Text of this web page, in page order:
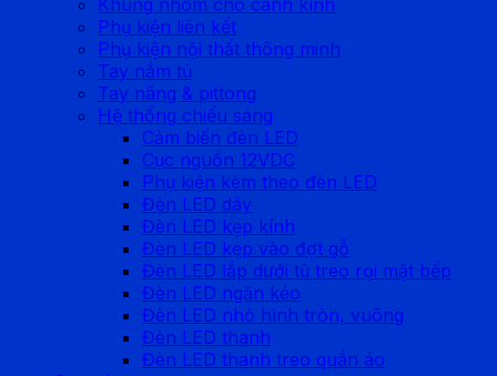
Phụ kiện liên kết
Phụ kiện nội thất thông minh
Tay nắm tủ
Tay nâng & pittong
Hệ thống chiếu sáng
Cảm biến đèn LED
Cục nguồn 12VDC
Phụ kiện kèm theo đèn LED
Đèn LED dây
Đèn LED kẹp kính
Đèn LED kẹp vào đợt gỗ
Đèn LED lắp dưới tủ treo rọi mặt bếp
Đèn LED ngăn kéo
Đèn LED nhỏ hình tròn, vuông
Đèn LED thanh
Đèn LED thanh treo quần áo